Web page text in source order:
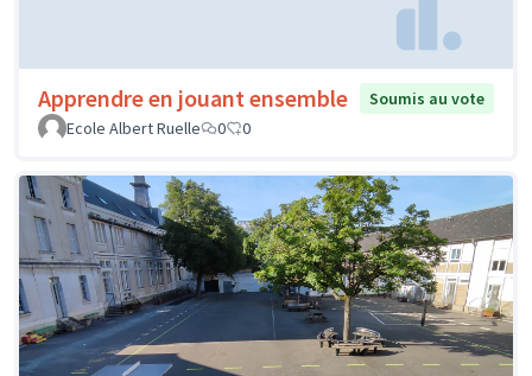
Apprendre en jouant ensemble
Soumis au vote
Ecole Albert Ruelle
0 0